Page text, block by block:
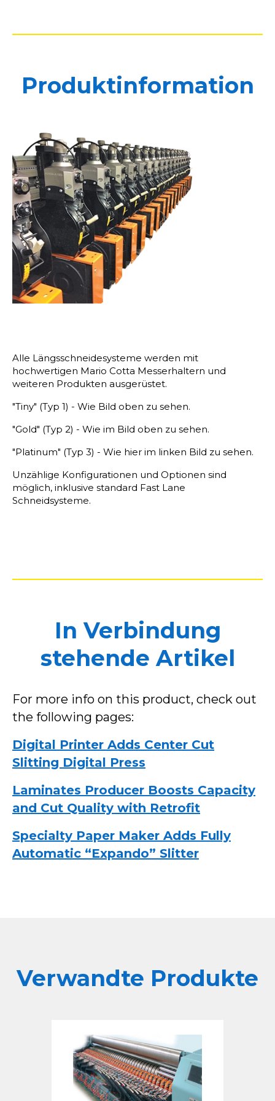
Produktinformation
Alle Längsschneidesysteme werden mit
hochwertigen Mario Cotta Messerhaltern und
weiteren Produkten ausgerüstet.
"Tiny" (Typ 1) - Wie Bild oben zu sehen.
"Gold" (Typ 2) - Wie im Bild oben zu sehen.
"Platinum" (Typ 3) - Wie hier im linken Bild zu sehen.
Unzählige Konfigurationen und Optionen sind
möglich, inklusive standard Fast Lane
Schneidsysteme.
In Verbindung
stehende Artikel
For more info on this product, check out
the following pages:
Digital Printer Adds Center Cut
Slitting Digital Press
Laminates Producer Boosts Capacity
and Cut Quality with Retrofit
Specialty Paper Maker Adds Fully
Automatic “Expando” Slitter
Verwandte Produkte